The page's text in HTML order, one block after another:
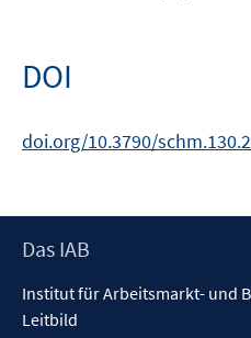
DOI
doi.org/10.3790/
Footer
Das IAB
Institut für Arbeitsmarkt- und
Leitbild